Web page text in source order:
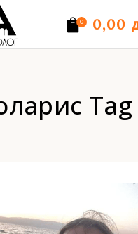
0 0,00
Tag